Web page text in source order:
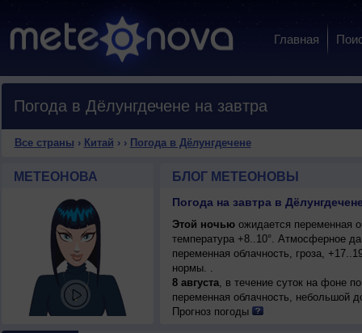
Главная
Погода в Дёлунгдечене на завтра
Все страны › Китай › › Погода в Дёлунгдечене
МЕТЕОНОВА БЛОГ МЕТЕОНОВЫ
Погода на завтра в
Этой ночьюожидается переменная
температура +8..10°. Атмосферное
переменная облачность, гроза,
нормы. .
8 августа, в течение суток на фоне
переменная облачность, небольшой
+17..19°, ветер слабый.
Прогноз погоды